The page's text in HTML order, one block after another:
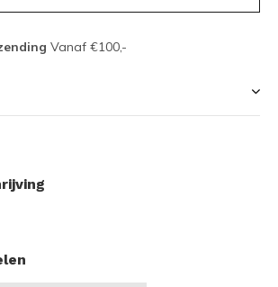
Vanaf €100,-